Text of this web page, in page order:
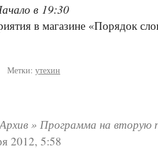
в 19:30
в магазине «Порядок
Метки: утехин
» Программа на вторую
2012, 5:58